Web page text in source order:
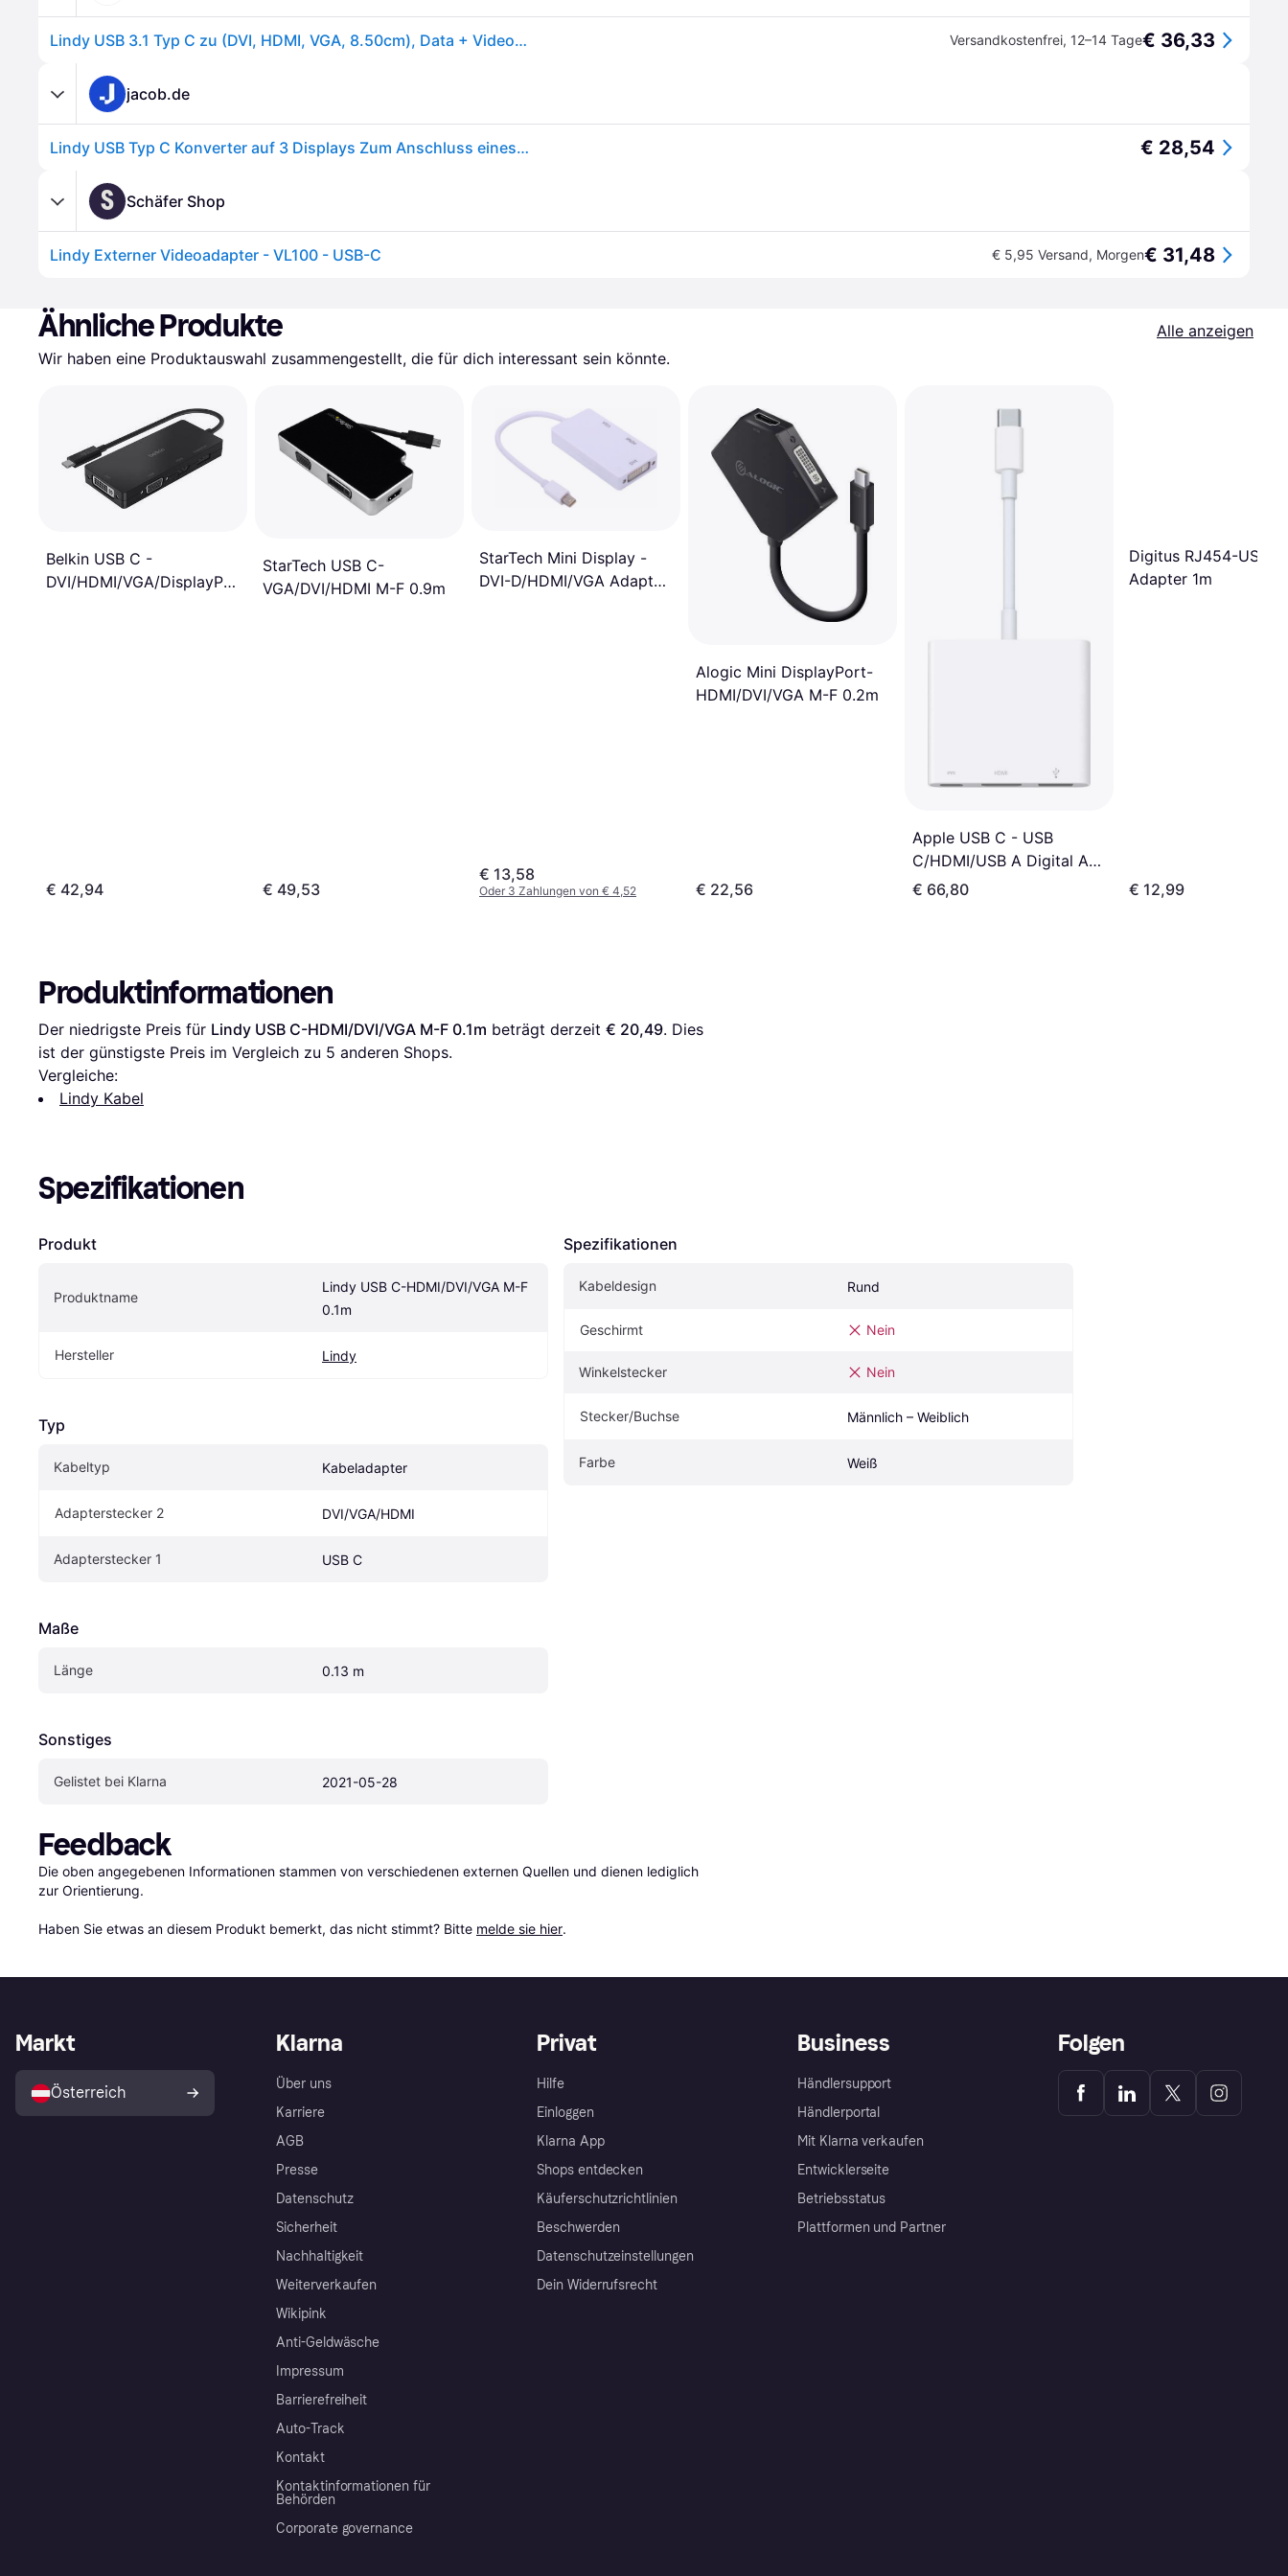
Lindy USB 3.1 Typ C zu (DVI, HDMI, VGA, 8.50cm), Data + Video Adapter, Weiss Versandkostenfrei, 12–14 Tage€ 36,33
jacob.de
Lindy USB Typ C Konverter auf 3 Displays Zum Anschluss eines HDMI-, DVI- oder VGA-Monitors an einen USB Port Typ C (43273) € 28,54
S Schäfer Shop
Lindy Externer Videoadapter - VL100 - USB-C € 5,95 Versand, Morgen€ 31,48
Ähnliche Produkte
Alle anzeigen
Wir haben eine Produktauswahl zusammengestellt, die für dich interessant sein könnte.
Belkin USB C -
DVI/HDMI/VGA/DisplayPort
€ 42,94
StarTech USB C-
VGA/DVI/HDMI M-F 0.9m
€ 49,53
StarTech Mini Display -
DVI-D/HDMI/VGA Adapter
€ 13,58
Oder 3 Zahlungen von € 4,52
Alogic Mini DisplayPort-
HDMI/DVI/VGA M-F 0.2m
€ 22,56
Apple USB C - USB
C/HDMI/USB A Digital AV
Multiport Adapter M-F
€ 66,80
Digitus RJ454-USB
Adapter 1m
€ 12,99
Produktinformationen
Der niedrigste Preis für Lindy USB C-HDMI/DVI/VGA M-F 0.1m beträgt derzeit € 20,49. Dies
ist der günstigste Preis im Vergleich zu 5 anderen Shops.
Vergleiche:
Lindy Kabel
Spezifikationen
Produkt
Produktname
Lindy USB C-HDMI/DVI/VGA M-F
0.1m
Hersteller Lindy
Typ
Kabeltyp Kabeladapter
Adapterstecker 2 DVI/VGA/HDMI
Adapterstecker 1 USB C
Maße
Länge 0.13 m
Sonstiges
Gelistet bei Klarna 2021-05-28
Spezifikationen
Kabeldesign Rund
Geschirmt Nein
Winkelstecker Nein
Stecker/Buchse Männlich – Weiblich
Farbe Weiß
Feedback
Die oben angegebenen Informationen stammen von verschiedenen externen Quellen und dienen lediglich
zur Orientierung.
Haben Sie etwas an diesem Produkt bemerkt, das nicht stimmt? Bitte melde sie hier.
Klarna
Über uns
Karriere
AGB
Presse
Datenschutz
Sicherheit
Nachhaltigkeit
Weiterverkaufen
Wikipink
Anti-Geldwäsche
Impressum
Barrierefreiheit
Auto-Track
Kontakt
Kontaktinformationen für
Behörden
Corporate governance
Privat
Hilfe
Einloggen
Klarna App
Shops entdecken
Käuferschutzrichtlinien
Beschwerden
Datenschutzeinstellungen
Dein Widerrufsrecht
Business
Händlersupport
Händlerportal
Mit Klarna verkaufen
Entwicklerseite
Betriebsstatus
Plattformen und Partner
Markt
Österreich
Folgen